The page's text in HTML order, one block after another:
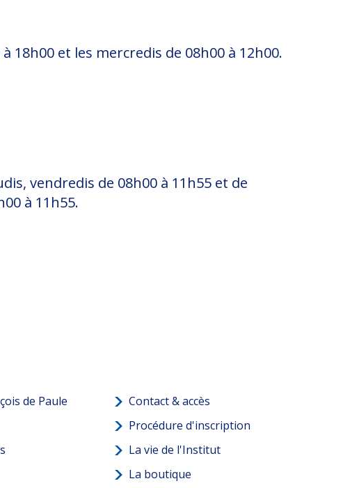
18h00 et les mercredis de 08h00 à 12h00.
vendredis de 08h00 à 11h55 et de
à 11h55.
de Paule
Contact & accès
Procédure d'inscription
La vie de l'Institut
La boutique